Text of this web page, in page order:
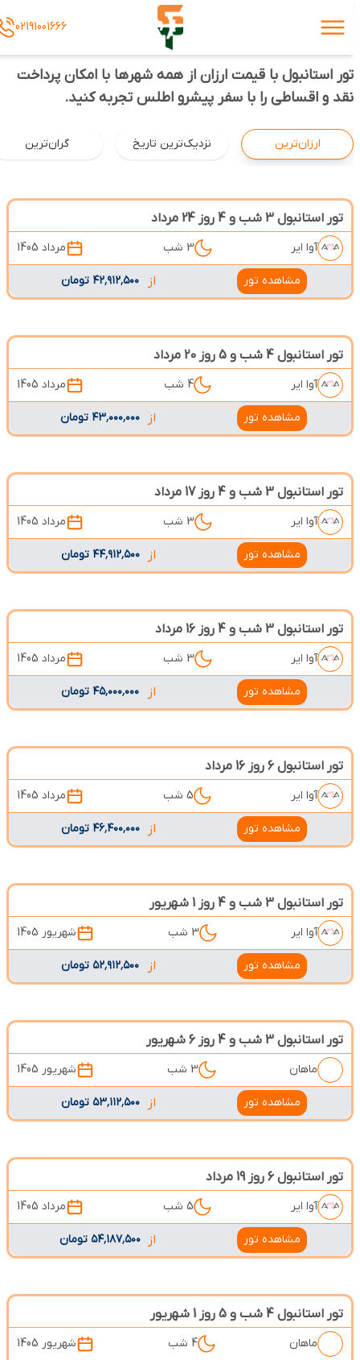
02191001666
تور استانبول با قیمت ارزان از همه شهرها با امکان پرداخت
نقد و اقساطی را با سفر پیشرو اطلس تجربه کنید.
ارزان‌ترین نزدیک‌ترین تاریخ گران‌ترین
تور استانبول 3 شب و 4 روز 24 مرداد
آوا ایر 3 شب مرداد 1405
مشاهده تور از ۴۲٬۹۱۲٬۵۰۰ تومان
تور استانبول 4 شب و 5 روز 20 مرداد
آوا ایر 4 شب مرداد 1405
مشاهده تور از ۴۳٬۰۰۰٬۰۰۰ تومان
تور استانبول 3 شب و 4 روز 17 مرداد
آوا ایر 3 شب مرداد 1405
مشاهده تور از ۴۴٬۹۱۲٬۵۰۰ تومان
تور استانبول 3 شب و 4 روز 16 مرداد
آوا ایر 3 شب مرداد 1405
مشاهده تور از ۴۵٬۰۰۰٬۰۰۰ تومان
تور استانبول 6 روز 16 مرداد
آوا ایر 5 شب مرداد 1405
مشاهده تور از ۴۶٬۴۰۰٬۰۰۰ تومان
تور استانبول 3 شب و 4 روز 1 شهریور
آوا ایر 3 شب شهریور 1405
مشاهده تور از ۵۲٬۹۱۲٬۵۰۰ تومان
تور استانبول 3 شب و 4 روز 6 شهریور
ماهان 3 شب شهریور 1405
مشاهده تور از ۵۳٬۱۱۲٬۵۰۰ تومان
تور استانبول 6 روز 19 مرداد
آوا ایر 5 شب مرداد 1405
مشاهده تور از ۵۴٬۱۸۷٬۵۰۰ تومان
تور استانبول 4 شب و 5 روز 1 شهریور
ماهان 4 شب شهریور 1405